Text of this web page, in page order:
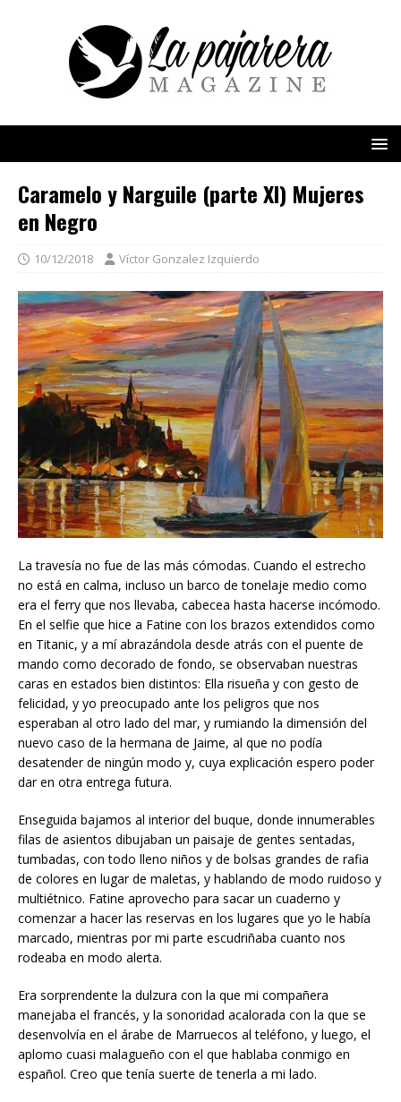
Caramelo y Narguile (parte XI) Mujeres
en Negro
10/12/2018 Víctor Gonzalez Izquierdo
La travesía no fue de las más cómodas. Cuando el estrecho
no está en calma, incluso un barco de tonelaje medio como
era el ferry que nos llevaba, cabecea hasta hacerse incómodo.
En el selfie que hice a Fatine con los brazos extendidos como
en Titanic, y a mí abrazándola desde atrás con el puente de
mando como decorado de fondo, se observaban nuestras
caras en estados bien distintos: Ella risueña y con gesto de
felicidad, y yo preocupado ante los peligros que nos
esperaban al otro lado del mar, y rumiando la dimensión del
nuevo caso de la hermana de Jaime, al que no podía
desatender de ningún modo y, cuya explicación espero poder
dar en otra entrega futura.
Enseguida bajamos al interior del buque, donde innumerables
filas de asientos dibujaban un paisaje de gentes sentadas,
tumbadas, con todo lleno niños y de bolsas grandes de rafia
de colores en lugar de maletas, y hablando de modo ruidoso y
multiétnico. Fatine aprovecho para sacar un cuaderno y
comenzar a hacer las reservas en los lugares que yo le había
marcado, mientras por mi parte escudriñaba cuanto nos
rodeaba en modo alerta.
Era sorprendente la dulzura con la que mi compañera
manejaba el francés, y la sonoridad acalorada con la que se
desenvolvía en el árabe de Marruecos al teléfono, y luego, el
aplomo cuasi malagueño con el que hablaba conmigo en
español. Creo que tenía suerte de tenerla a mi lado.